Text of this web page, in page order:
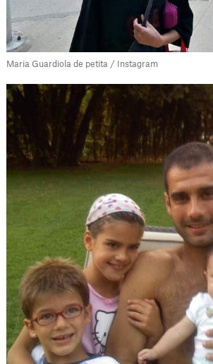
Maria Guardiola de petita / Instagram